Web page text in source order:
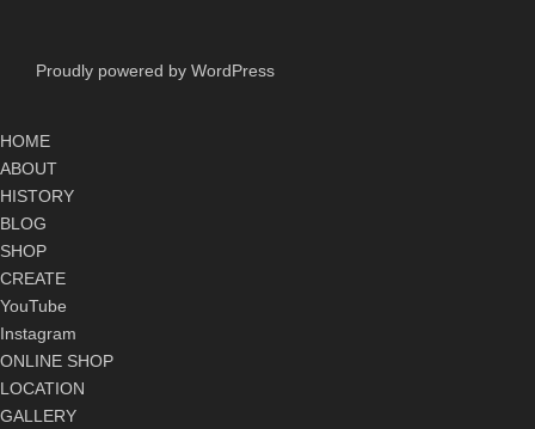
Proudly powered by WordPress
HOME
ABOUT
HISTORY
BLOG
SHOP
CREATE
YouTube
Instagram
ONLINE SHOP
LOCATION
GALLERY